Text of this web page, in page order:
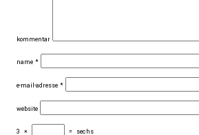
kommentar
name *
e-mail-adresse *
website
3 × = sechs